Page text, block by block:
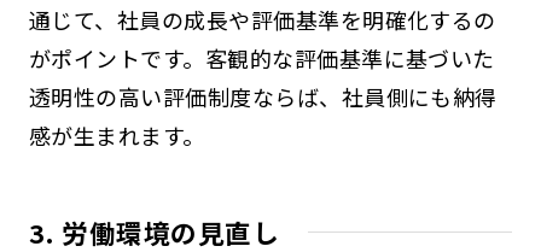
通じて、社員の成長や評価基準を明確化するの
がポイントです。客観的な評価基準に基づいた
透明性の高い評価制度ならば、社員側にも納得
感が生まれます。
3. 労働環境の見直し